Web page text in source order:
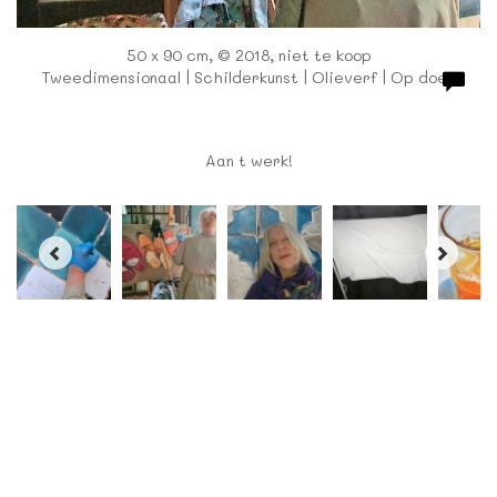
50 x 90 cm, © 2018, niet te koop
Tweedimensionaal | Schilderkunst | Olieverf | Op doek
Aan t werk!